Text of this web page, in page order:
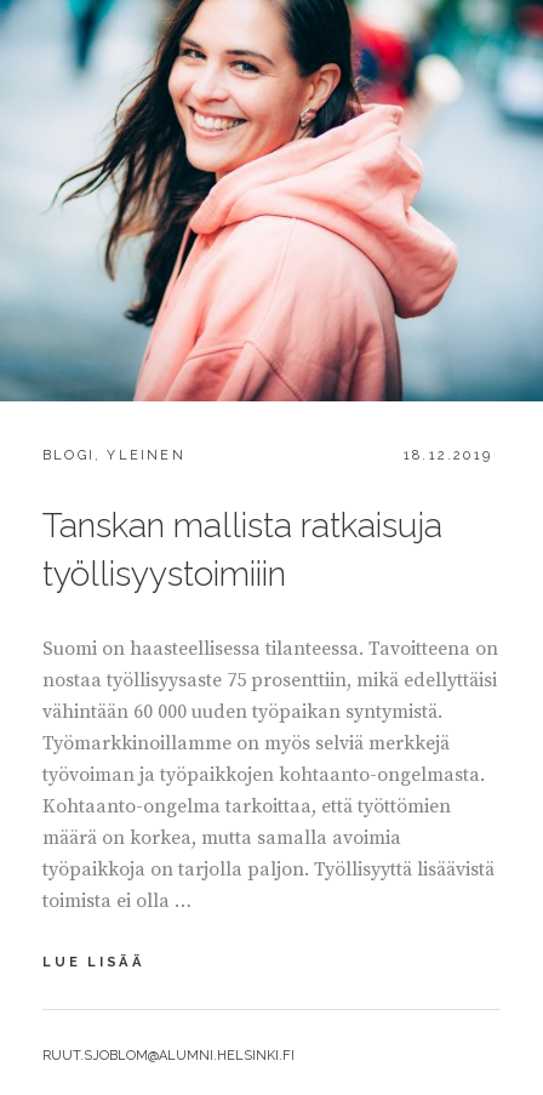
CATEGORIES:
BLOGI ,YLEINEN
POSTED
18.12.2019
Tanskan mallista ratkaisuja
työllisyystoimiiin
Suomi on haasteellisessa tilanteessa. Tavoitteena on
nostaa työllisyysaste 75 prosenttiin, mikä edellyttäisi
vähintään 60 000 uuden työpaikan syntymistä.
Työmarkkinoillamme on myös selviä merkkejä
työvoiman ja työpaikkojen kohtaanto-ongelmasta.
Kohtaanto-ongelma tarkoittaa, että työttömien
määrä on korkea, mutta samalla avoimia
työpaikkoja on tarjolla paljon. Työllisyyttä lisäävistä
toimista ei olla …
LUE LISÄÄ
RATKAISUJA
BY
RUUT.SJOBLOM@ALUMNI.HELSINKI.FI